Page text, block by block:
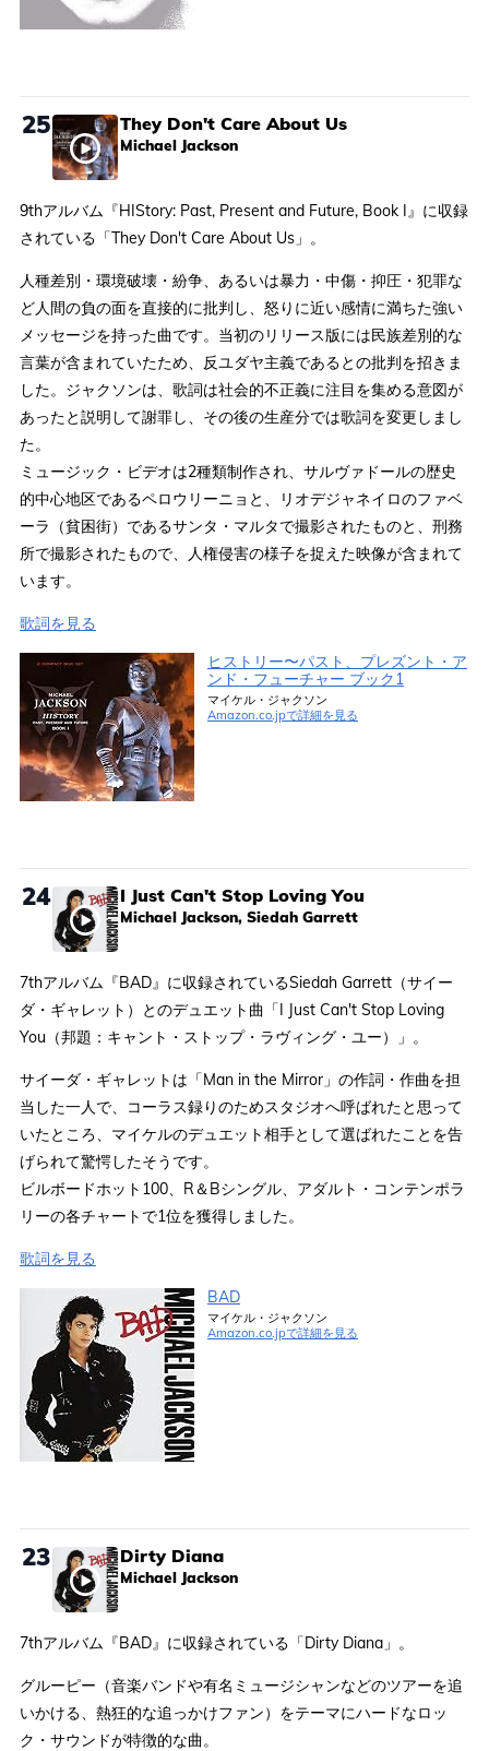
25 They Don't Care About Us
Michael Jackson
9thアルバム『HIStory: Past, Present and Future, Book I』に収録
されている「They Don't Care About Us」。
人種差別・環境破壊・紛争、あるいは暴力・中傷・抑圧・犯罪な
ど人間の負の面を直接的に批判し、怒りに近い感情に満ちた強い
メッセージを持った曲です。当初のリリース版には民族差別的な
言葉が含まれていたため、反ユダヤ主義であるとの批判を招きま
した。ジャクソンは、歌詞は社会的不正義に注目を集める意図が
あったと説明して謝罪し、その後の生産分では歌詞を変更しまし
た。
ミュージック・ビデオは2種類制作され、サルヴァドールの歴史
的中心地区であるペロウリーニョと、リオデジャネイロのファベ
ーラ（貧困街）であるサンタ・マルタで撮影されたものと、刑務
所で撮影されたもので、人権侵害の様子を捉えた映像が含まれて
います。
歌詞を見る
ヒストリー〜パスト、プレズント・ア
ンド・フューチャー ブック1
マイケル・ジャクソン
Amazon.co.jpで詳細を見る
24 I Just Can't Stop Loving You
Michael Jackson, Siedah Garrett
7thアルバム『BAD』に収録されているSiedah Garrett（サイー
ダ・ギャレット）とのデュエット曲「I Just Can't Stop Loving
You（邦題：キャント・ストップ・ラヴィング・ユー）」。
サイーダ・ギャレットは「Man in the Mirror」の作詞・作曲を担
当した一人で、コーラス録りのためスタジオへ呼ばれたと思って
いたところ、マイケルのデュエット相手として選ばれたことを告
げられて驚愕したそうです。
ビルボードホット100、R＆Bシングル、アダルト・コンテンポラ
リーの各チャートで1位を獲得しました。
歌詞を見る
BAD
マイケル・ジャクソン
Amazon.co.jpで詳細を見る
23 Dirty Diana
Michael Jackson
7thアルバム『BAD』に収録されている「Dirty Diana」。
グルーピー（音楽バンドや有名ミュージシャンなどのツアーを追
いかける、熱狂的な追っかけファン）をテーマにハードなロッ
ク・サウンドが特徴的な曲。